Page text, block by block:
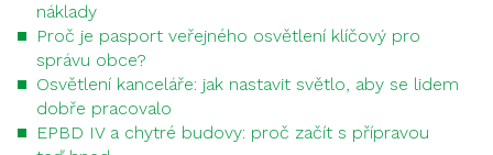
náklady
Proč je pasport veřejného osvětlení klíčový pro
správu obce?
Osvětlení kanceláře: jak nastavit světlo, aby se lidem
dobře pracovalo
EPBD IV a chytré budovy: proč začít s přípravou